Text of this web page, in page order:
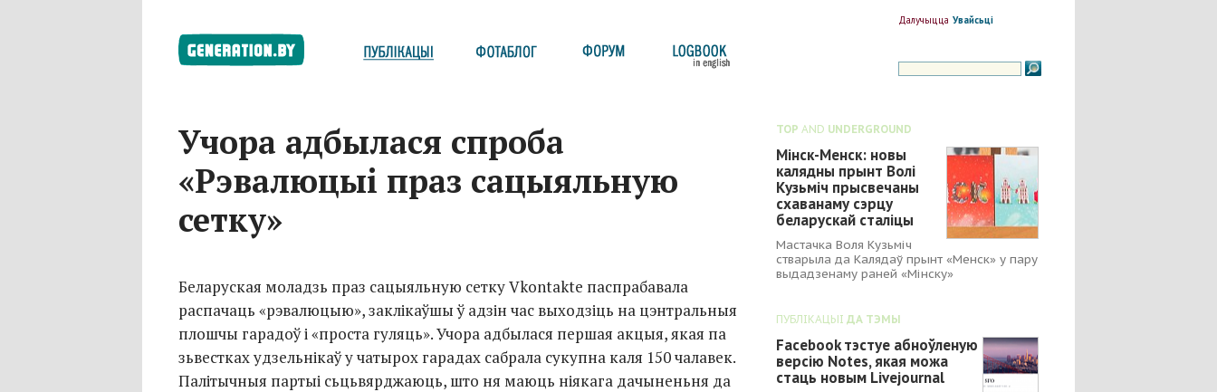
Далучыцца Увайсьці
Учора адбылася спроба
«Рэвалюцыі праз сацыяльную
сетку»
Беларуская моладзь праз сацыяльную сетку Vkontakte паспрабавала
распачаць «рэвалюцыю», заклікаўшы ў адзін час выходзіць на цэнтральныя
плошчы гарадоў і «проста гуляць». Учора адбылася першая акцыя, якая па
зьвестках удзельнікаў у чатырох гарадах сабрала сукупна каля 150 чалавек.
Палітычныя партыі сьцьвярджаюць, што ня маюць ніякага дачыненьня да
TOP AND UNDERGROUND
Мінск-Менск: новы
калядны прынт Волі
Кузьміч прысвечаны
схаванаму сэрцу
беларускай сталіцы
Мастачка Воля Кузьміч
стварыла да Калядаў прынт «Менск» у пару
выдадзенаму раней «Мінску»
ПУБЛІКАЦЫІ ДА ТЭМЫ
Facebook тэстуе абноўленую
версію Notes, якая можа
стаць новым Livejournal